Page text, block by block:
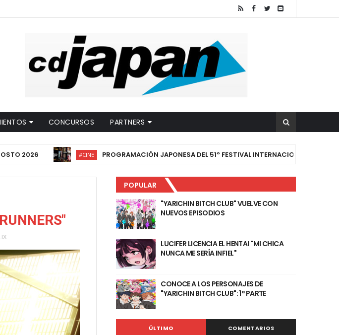
CONCURSOS PARTNERS
#CINE PROGRAMACIÓN JAPONESA DEL 51º FESTIVAL INTERNACIONAL DE CINE DE
POPULAR
"YARICHIN BITCH CLUB" VUELVE CON
NUEVOS EPISODIOS
LUCIFER LICENCIA EL HENTAI "MI CHICA
NUNCA ME SERÍA INFIEL"
CONOCE A LOS PERSONAJES DE
"YARICHIN BITCH CLUB": 1ª PARTE
ÚLTIMO COMENTARIOS